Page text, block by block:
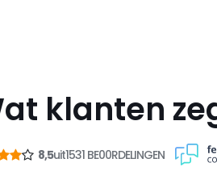
klanten
8,5uit1531 BE00RDELINGEN